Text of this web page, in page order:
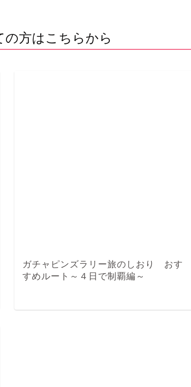
方はこちらから
ガチャピンズラリー旅のしおり おす
すめルート～４日で制覇編～